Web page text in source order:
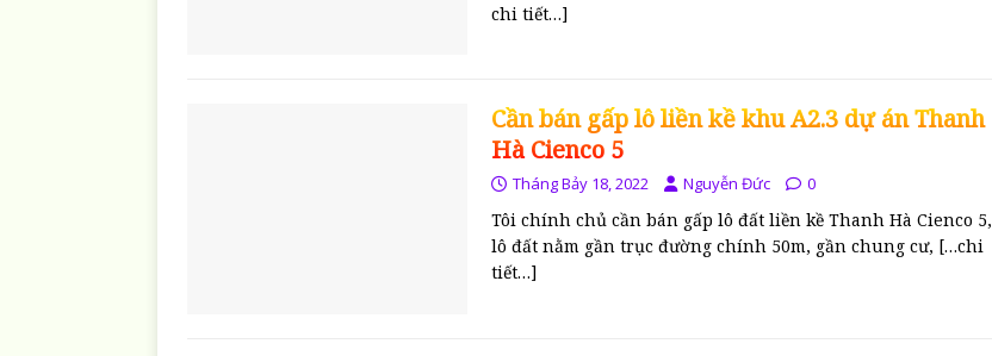
chi tiết…]
Cần bán gấp lô liền kề khu A2.3 dự án Thanh
Hà Cienco 5
Tháng Bảy 18, 2022 Nguyễn Đức 0
Tôi chính chủ cần bán gấp lô đất liền kề Thanh Hà Cienco 5,
lô đất nằm gần trục đường chính 50m, gần chung cư, […chi
tiết…]